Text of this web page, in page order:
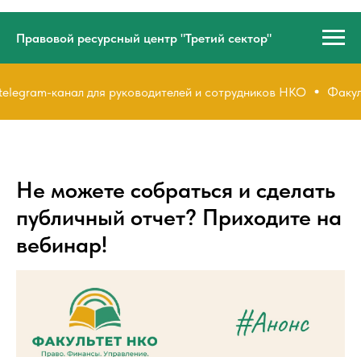
Правовой ресурсный центр "Третий сектор"
канал для руководителей и сотрудников НКО
Не можете собраться и сделать
публичный отчет? Приходите на
вебинар!